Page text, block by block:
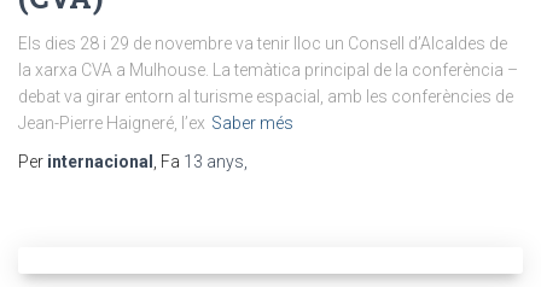
Els dies 28 i 29 de novembre va tenir lloc un Consell d’Alcaldes de
la xarxa CVA a Mulhouse. La temàtica principal de la conferència –
debat va girar entorn al turisme espacial, amb les conferències de
Jean-Pierre Haigneré, l’ex Saber més
Per internacional , Fa 13 anys